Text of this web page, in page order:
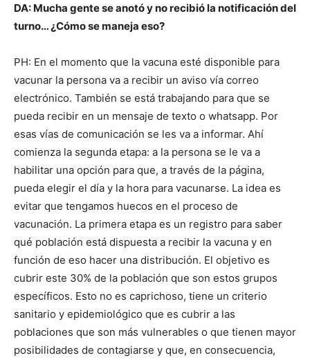
DA: Mucha gente se anotó y no recibió la notificación del
turno… ¿Cómo se maneja eso?
PH: En el momento que la vacuna esté disponible para
vacunar la persona va a recibir un aviso vía correo
electrónico. También se está trabajando para que se
pueda recibir en un mensaje de texto o whatsapp. Por
esas vías de comunicación se les va a informar. Ahí
comienza la segunda etapa: a la persona se le va a
habilitar una opción para que, a través de la página,
pueda elegir el día y la hora para vacunarse. La idea es
evitar que tengamos huecos en el proceso de
vacunación. La primera etapa es un registro para saber
qué población está dispuesta a recibir la vacuna y en
función de eso hacer una distribución. El objetivo es
cubrir este 30% de la población que son estos grupos
específicos. Esto no es caprichoso, tiene un criterio
sanitario y epidemiológico que es cubrir a las
poblaciones que son más vulnerables o que tienen mayor
posibilidades de contagiarse y que, en consecuencia,